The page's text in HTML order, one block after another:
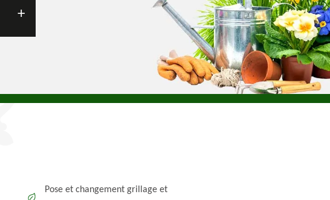
Pose et changement grillage et